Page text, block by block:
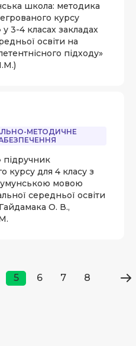
школа: методика
курсу
3-4 класах закладах
освіти на
підходу»
МЕТОДИЧНЕ
підручник
курсу для 4 класу з
мовою
середньої освіти
О. В.,
5 6 7 8